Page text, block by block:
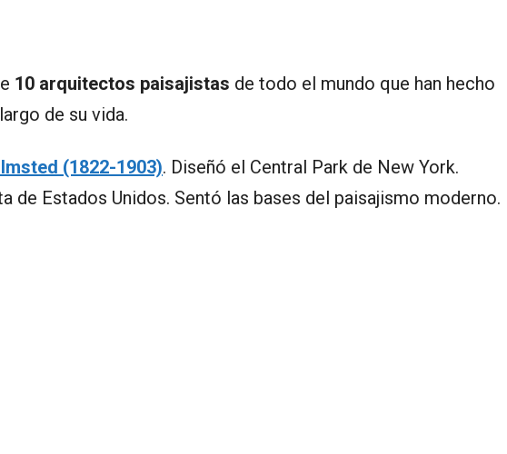
10 arquitectos paisajistas de todo el mundo que han hecho
de su vida.
(1822-1903). Diseñó el Central Park de New York.
de Estados Unidos. Sentó las bases del paisajismo moderno.